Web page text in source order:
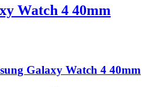
Watch 4 40mm
Galaxy Watch 4 40mm